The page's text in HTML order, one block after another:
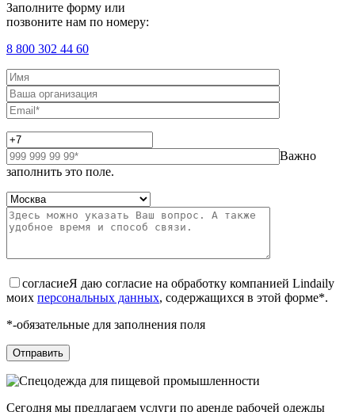
Заполните форму или
позвоните нам по номеру:
8 800 302 44 60
Важно
заполнить это поле.
согласиеЯ даю согласие на обработку компанией Lindaily
моих персональных данных, содержащихся в этой форме*.
*-обязательные для заполнения поля
Сегодня мы предлагаем услуги по аренде рабочей одежды